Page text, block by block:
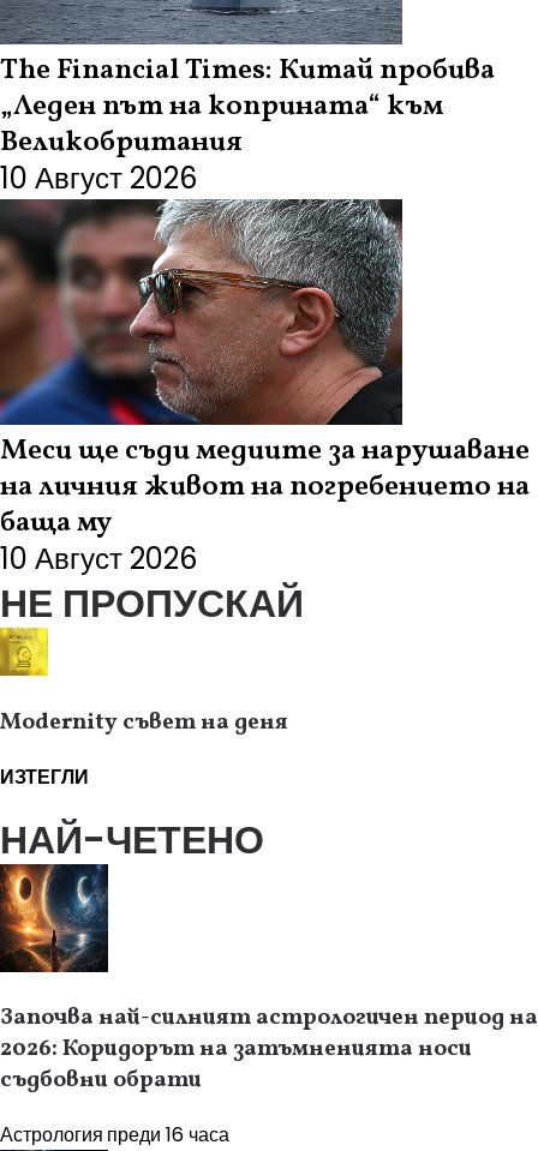
The Financial Times: Китай пробива
„Леден път на коприната“ към
Великобритания
10 Август 2026
Меси ще съди медиите за нарушаване
на личния живот на погребението на
баща му
10 Август 2026
НЕ ПРОПУСКАЙ
Modernity съвет на деня
ИЗТЕГЛИ
НАЙ-ЧЕТЕНО
Започва най-силният астрологичен период на
2026: Коридорът на затъмненията носи
съдбовни обрати
Астрология преди 16 часа